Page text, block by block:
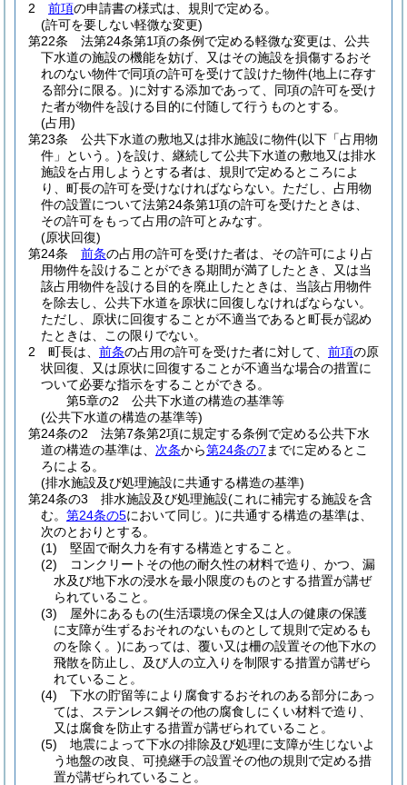
2
前項の申請書の様式は、規則で定める。
(許可を要しない軽微な変更)
第22条
法第24条第1項の条例で定める軽微な変更は、公共
下水道の施設の機能を妨げ、又はその施設を損傷するおそ
れのない物件で同項の許可を受けて設けた物件(地上に存す
る部分に限る。)に対する添加であって、同項の許可を受け
た者が物件を設ける目的に付随して行うものとする。
(占用)
第23条
公共下水道の敷地又は排水施設に物件(以下「占用物
件」という。)を設け、継続して公共下水道の敷地又は排水
施設を占用しようとする者は、規則で定めるところによ
り、町長の許可を受けなければならない。 ただし、占用物
件の設置について法第24条第1項の許可を受けたときは、
その許可をもって占用の許可とみなす。
(原状回復)
第24条
前条の占用の許可を受けた者は、その許可により占
用物件を設けることができる期間が満了したとき、又は当
該占用物件を設ける目的を廃止したときは、当該占用物件
を除去し、公共下水道を原状に回復しなければならない。
ただし、原状に回復することが不適当であると町長が認め
たときは、この限りでない。
2
町長は、 前条の占用の許可を受けた者に対して、 前項の原
状回復、又は原状に回復することが不適当な場合の措置に
ついて必要な指示をすることができる。
第5章の2
公共下水道の構造の基準等
(公共下水道の構造の基準等)
第24条の2
法第7条第2項に規定する条例で定める公共下水
道の構造の基準は、 次条から第24条の7 までに定めるとこ
ろによる。
(排水施設及び処理施設に共通する構造の基準)
第24条の3
排水施設及び処理施設(これに補完する施設を含
む。 第24条の5において同じ。)に共通する構造の基準は、
次のとおりとする。
(1)
堅固で耐久力を有する構造とすること。
(2)
コンクリートその他の耐久性の材料で造り、かつ、漏
水及び地下水の浸水を最小限度のものとする措置が講ぜ
られていること。
(3)
屋外にあるもの(生活環境の保全又は人の健康の保護
に支障が生ずるおそれのないものとして規則で定めるも
のを除く。)にあっては、覆い又は柵の設置その他下水の
飛散を防止し、及び人の立入りを制限する措置が講ぜら
れていること。
(4)
下水の貯留等により腐食するおそれのある部分にあっ
ては、ステンレス鋼その他の腐食しにくい材料で造り、
又は腐食を防止する措置が講ぜられていること。
(5)
地震によって下水の排除及び処理に支障が生じないよ
う地盤の改良、可撓継手の設置その他の規則で定める措
置が講ぜられていること。